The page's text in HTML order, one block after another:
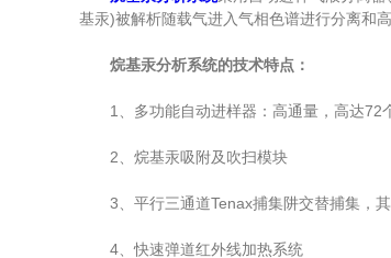
基汞)被解析随载气进入气相色谱进行分离和
烷基汞分析系统的技术特点：
1、多功能自动进样器：高通量，高达72
2、烷基汞吸附及吹扫模块
3、平行三通道Tenax捕集阱交替捕集，其
4、快速弹道红外线加热系统